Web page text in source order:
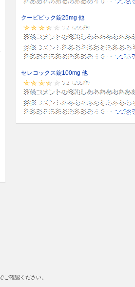
クービビック錠25mg 他
セレコックス錠100mg 他
確認ください。